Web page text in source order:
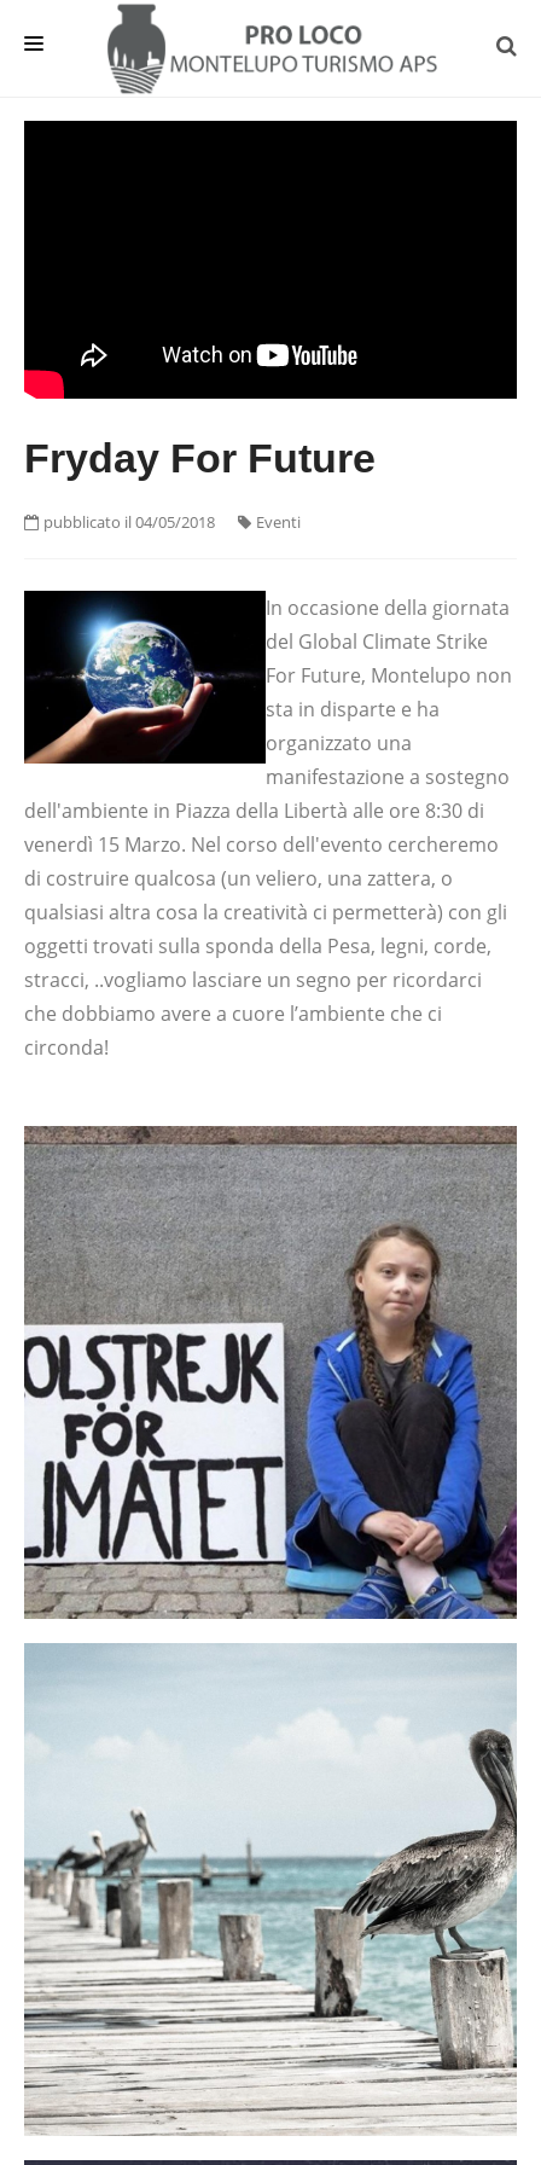
HOME
ASSOCIAZIONE
Fryday For Future
pubblicato il 04/05/2018 Eventi
In occasione della giornata
del Global Climate Strike
For Future, Montelupo non
sta in disparte e ha
organizzato una
manifestazione a sostegno
dell'ambiente in Piazza della Libertà alle ore 8:30 di
venerdì 15 Marzo. Nel corso dell'evento cercheremo
di costruire qualcosa (un veliero, una zattera, o
qualsiasi altra cosa la creatività ci permetterà) con gli
oggetti trovati sulla sponda della Pesa, legni, corde,
stracci, ..vogliamo lasciare un segno per ricordarci
che dobbiamo avere a cuore l’ambiente che ci
circonda!